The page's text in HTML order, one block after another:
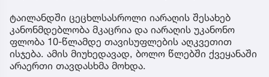
ტაილანდში ცეცხლსასროლი იარაღის შესახებ
კანონმდებლობა მკაცრია და იარაღის უკანონო
ფლობა 10-წლამდე თავისუფლების აღკვეთით
ისჯება. ამის მიუხედავად, ბოლო წლებში ქვეყანაში
არაერთი თავდასხმა მოხდა.